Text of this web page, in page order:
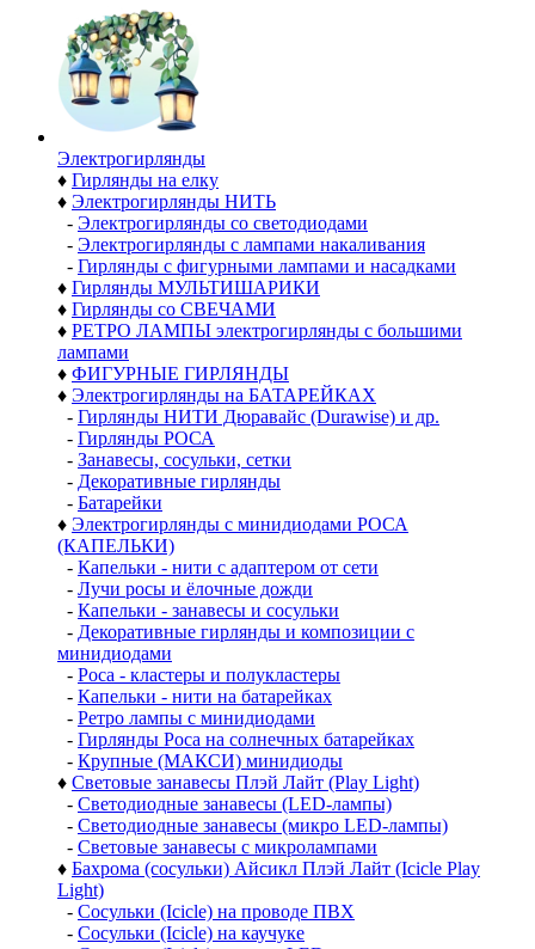
Электро­гирлянды
♦ Гирлянды на елку
♦ Электрогирлянды НИТЬ
- Электрогирлянды со светодиодами
- Электрогирлянды с лампами накаливания
- Гирлянды с фигурными лампами и насадками
♦ Гирлянды МУЛЬТИШАРИКИ
♦ Гирлянды со СВЕЧАМИ
♦ РЕТРО ЛАМПЫ электрогирлянды с большими
лампами
♦ ФИГУРНЫЕ ГИРЛЯНДЫ
♦ Электрогирлянды на БАТАРЕЙКАХ
- Гирлянды НИТИ Дюравайс (Durawise) и др.
- Гирлянды РОСА
- Занавесы, сосульки, сетки
- Декоративные гирлянды
- Батарейки
♦ Электрогирлянды с минидиодами РОСА
(КАПЕЛЬКИ)
- Капельки - нити с адаптером от сети
- Лучи росы и ёлочные дожди
- Капельки - занавесы и сосульки
- Декоративные гирлянды и композиции с
минидиодами
- Роса - кластеры и полукластеры
- Капельки - нити на батарейках
- Ретро лампы с минидиодами
- Гирлянды Роса на солнечных батарейках
- Крупные (МАКСИ) минидиоды
♦ Световые занавесы Плэй Лайт (Play Light)
- Светодиодные занавесы (LED-лампы)
- Светодиодные занавесы (микро LED-лампы)
- Световые занавесы с микролампами
♦ Бахрома (сосульки) Айсикл Плэй Лайт (Icicle Play
Light)
- Сосульки (Icicle) на проводе ПВХ
- Сосульки (Icicle) на каучуке